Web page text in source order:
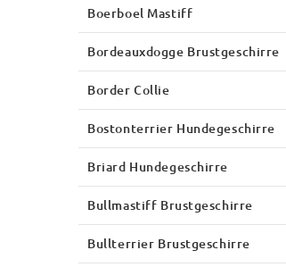
Boerboel Mastiff
Bordeauxdogge Brustgeschirre
Border Collie
Bostonterrier Hundegeschirre
Briard Hundegeschirre
Bullmastiff Brustgeschirre
Bullterrier Brustgeschirre